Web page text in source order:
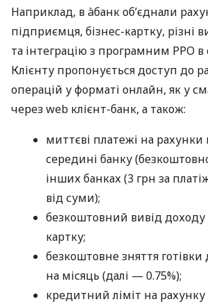
Наприклад, в àбанк об’єднали
підприємця, бізнес-картку, різні
та інтеграцію з програмним РРО в
Клієнту пропонується доступ до
операцій у форматі онлайн, як у
через web клієнт-банк, а також:
миттєві платежі на рахунки
середині банку
інших банках (3 грн за
від суми);
безкоштовний вивід доходу
картку;
безкоштовне зняття готівки
на місяць (далі — 0.75%);
кредитний ліміт на